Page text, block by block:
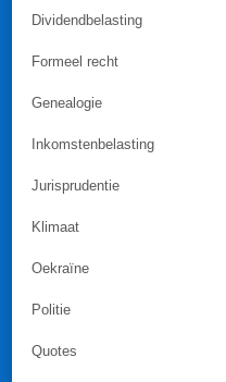
Dividendbelasting
Formeel recht
Genealogie
Inkomstenbelasting
Jurisprudentie
Klimaat
Oekraïne
Politie
Quotes